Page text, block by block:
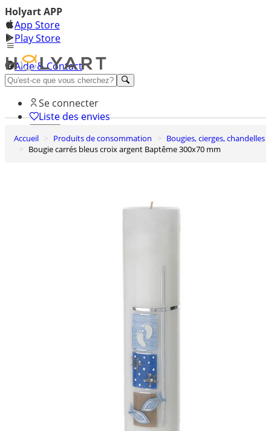
Holyart APP
App Store
Play Store
Aide & Contact
Découvrez Premium
Se connecter
Liste des envies
0
Panier
Accueil Produits de consommation
Bougies, cierges, chandelles
Bougie carrés bleus croix argent Baptême 300x70 mm